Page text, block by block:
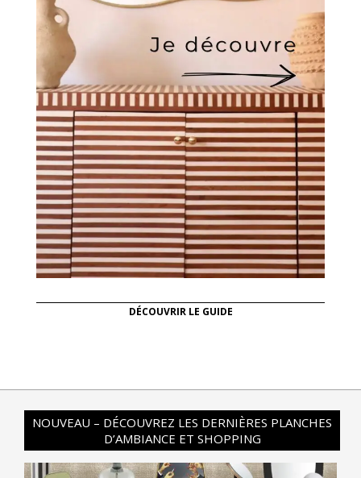
DÉCOUVRIR LE GUIDE
NOUVEAU – DÉCOUVREZ LES DERNIÈRES PLANCHES
D’AMBIANCE ET SHOPPING